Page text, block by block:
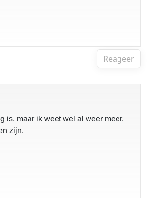
Reageer
is, maar ik weet wel al weer meer.
zijn.